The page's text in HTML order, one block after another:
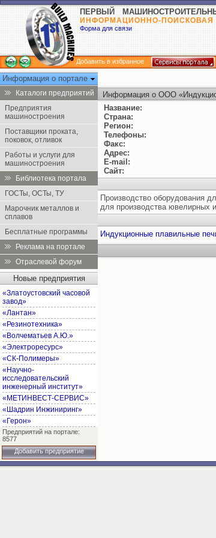
ПЕРВЫЙ
ИНФОРМАЦИОННО-ПОИСКОВАЯ
Форма для связи
Добавить в избранное
Информация о портале
Каталоги предприятий
Предприятия
машиностроения
Поставщики проката,
поковок, отливок
Работы и услуги для
машиностроения
Библиотека портала
ГОСТы, ОСТы, ТУ
Марочник металлов и
сплавов
Бесплатные программы
Реклама на портале
Отраслевой форум
Новые предприятия
«Златоустовский часовой
завод»
«Лантан»
«Резинотехника»
«Волчематьев А.Ю.»
«Электроресурс»
«СК-Полимеры»
«Научно-
исследовательский
инженерный институт»
«МЕТИНВЕСТ-СЕРВИС»
«Шадрин Инжиниринг»
«Герон»
Предприятий на портале:
8577
Добавить предприятие
Информация о ООО
Название:
Страна:
Регион:
Телефоны:
Факс:
Адрес:
E-mail:
Сайт:
Производство оборудования
для производства ювелирных
Индукционные плавильные